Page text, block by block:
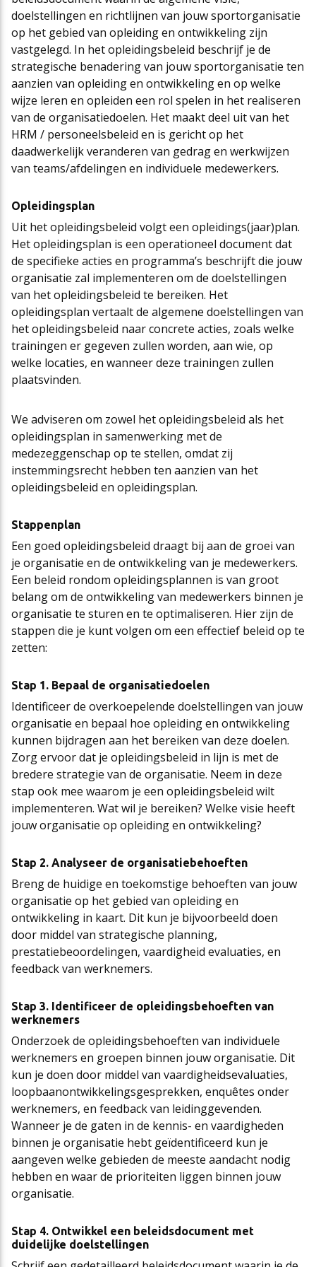
doelstellingen en richtlijnen van jouw sportorganisatie
op het gebied van opleiding en ontwikkeling zijn
vastgelegd. In het opleidingsbeleid beschrijf je de
strategische benadering van jouw sportorganisatie ten
aanzien van opleiding en ontwikkeling en op welke
wijze leren en opleiden een rol spelen in het realiseren
van de organisatiedoelen. Het maakt deel uit van het
HRM / personeelsbeleid en is gericht op het
daadwerkelijk veranderen van gedrag en werkwijzen
van teams/afdelingen en individuele medewerkers.
Opleidingsplan
Uit het opleidingsbeleid volgt een opleidings(jaar)plan.
Het opleidingsplan is een operationeel document dat
de specifieke acties en programma’s beschrijft die jouw
organisatie zal implementeren om de doelstellingen
van het opleidingsbeleid te bereiken. Het
opleidingsplan vertaalt de algemene doelstellingen van
het opleidingsbeleid naar concrete acties, zoals welke
trainingen er gegeven zullen worden, aan wie, op
welke locaties, en wanneer deze trainingen zullen
plaatsvinden.
We adviseren om zowel het opleidingsbeleid als het
opleidingsplan in samenwerking met de
medezeggenschap op te stellen, omdat zij
instemmingsrecht hebben ten aanzien van het
opleidingsbeleid en opleidingsplan.
Stappenplan
Een goed opleidingsbeleid draagt bij aan de groei van
je organisatie en de ontwikkeling van je medewerkers.
Een beleid rondom opleidingsplannen is van groot
belang om de ontwikkeling van medewerkers binnen je
organisatie te sturen en te optimaliseren. Hier zijn de
stappen die je kunt volgen om een effectief beleid op te
zetten:
Stap 1. Bepaal de organisatiedoelen
Identificeer de overkoepelende doelstellingen van jouw
organisatie en bepaal hoe opleiding en ontwikkeling
kunnen bijdragen aan het bereiken van deze doelen.
Zorg ervoor dat je opleidingsbeleid in lijn is met de
bredere strategie van de organisatie. Neem in deze
stap ook mee waarom je een opleidingsbeleid wilt
implementeren. Wat wil je bereiken? Welke visie heeft
jouw organisatie op opleiding en ontwikkeling?
Stap 2. Analyseer de organisatiebehoeften
Breng de huidige en toekomstige behoeften van jouw
organisatie op het gebied van opleiding en
ontwikkeling in kaart. Dit kun je bijvoorbeeld doen
door middel van strategische planning,
prestatiebeoordelingen, vaardigheid evaluaties, en
feedback van werknemers.
Stap 3. Identificeer de opleidingsbehoeften van
werknemers
Onderzoek de opleidingsbehoeften van individuele
werknemers en groepen binnen jouw organisatie. Dit
kun je doen door middel van vaardigheidsevaluaties,
loopbaanontwikkelingsgesprekken, enquêtes onder
werknemers, en feedback van leidinggevenden.
Wanneer je de gaten in de kennis- en vaardigheden
binnen je organisatie hebt geïdentificeerd kun je
aangeven welke gebieden de meeste aandacht nodig
hebben en waar de prioriteiten liggen binnen jouw
organisatie.
Stap 4. Ontwikkel een beleidsdocument met
duidelijke doelstellingen
Cao-app
Updates CAO Sport 2026-2027
FAQ
Arbeidsmarktfonds Samen Presteren
First Time Leaders
Strategisch en Wendbaar Leiderschap in de Sport
Governance in de Sport
Mantelovereenkomsten
Thema’s
Het nieuwe pensioenstelsel
Podcasts
Team
Raad van Toezicht
Vacatures
Nieuws
Agenda
Contact